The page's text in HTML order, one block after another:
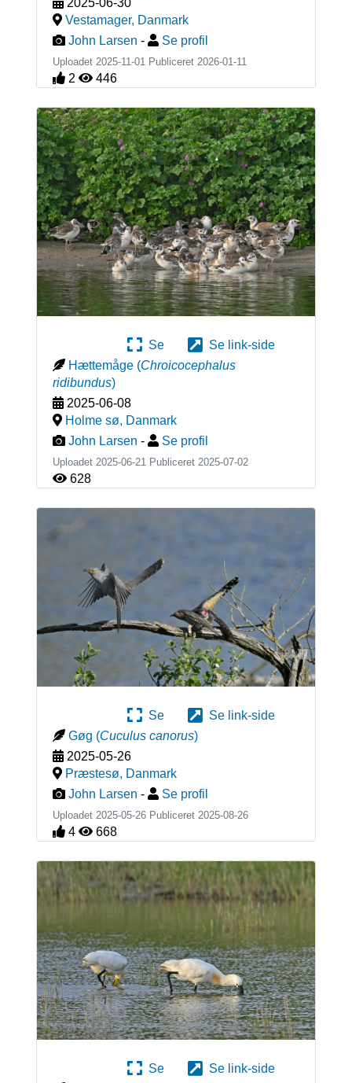
Vestamager, Danmark
John Larsen - Se profil
Uploadet 2025-11-01 Publiceret 2026-01-11
2 446
Se
Se link-side
Hættemåge (Chroicocephalus
ridibundus)
2025-06-08
Holme sø, Danmark
John Larsen - Se profil
Uploadet 2025-06-21 Publiceret 2025-07-02
628
Se
Se link-side
Gøg (Cuculus canorus)
2025-05-26
Præstesø, Danmark
John Larsen - Se profil
Uploadet 2025-05-26 Publiceret 2025-08-26
4 668
Se
Se link-side